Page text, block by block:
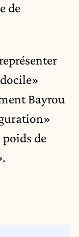
de
Bayrou
de